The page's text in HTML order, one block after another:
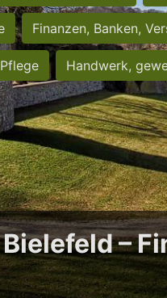
Finanzen, Banken,
Handwerk,
–